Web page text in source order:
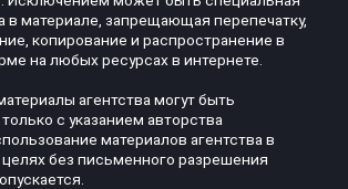
в материале, запрещающая перепечатку,
копирование и распространение в
на любых ресурсах в интернете.
агентства могут быть
с указанием авторства
материалов агентства в
без письменного разрешения